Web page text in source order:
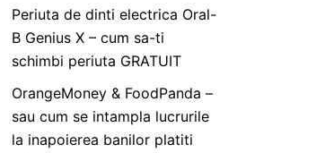
Periuta de dinti electrica Oral-
B Genius X – cum sa-ti
schimbi periuta GRATUIT
OrangeMoney & FoodPanda –
sau cum se intampla lucrurile
la inapoierea banilor platiti